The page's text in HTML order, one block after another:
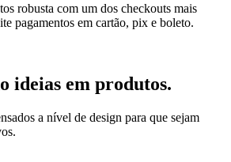
robusta com um dos checkouts mais
pagamentos em cartão, pix e boleto.
ideias em produtos.
a nível de design para que sejam